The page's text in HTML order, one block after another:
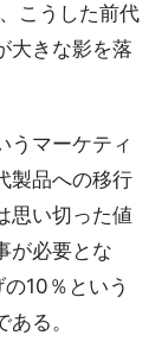
こうした前代
大きな影を落
うマーケティ
製品への移行
思い切った値
が必要とな
10％という
る。